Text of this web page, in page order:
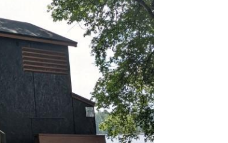
Suomen Saunaseura vaalii perinteisiä,
kohteliaita saunomistapoja, joiden
perustana on toisten saunarauhan
kunnioittaminen. Seura vaalii
saunakulttuuria ja pyrkii kehittämään
suomalaista saunaa ja edistämään sitä
koskevaa tutkimusta.